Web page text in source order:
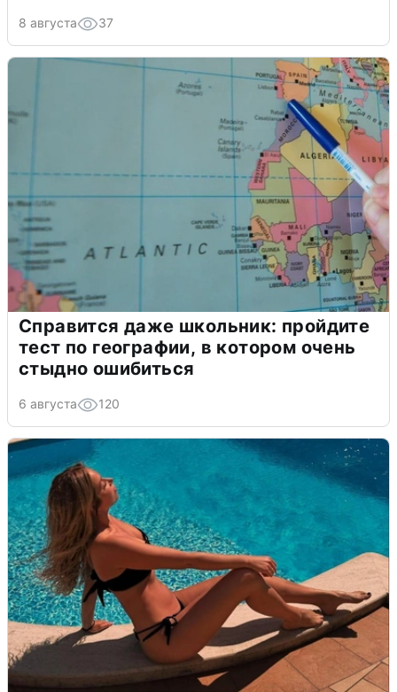
8 августа 37
Справится даже школьник: пройдите
тест по географии, в котором очень
стыдно ошибиться
6 августа 120